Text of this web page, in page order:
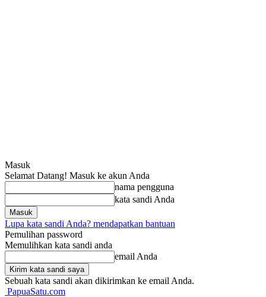
Masuk
Selamat Datang! Masuk ke akun Anda
nama pengguna
kata sandi Anda
Lupa kata sandi Anda? mendapatkan bantuan
Pemulihan password
Memulihkan kata sandi anda
email Anda
Sebuah kata sandi akan dikirimkan ke email Anda.
PapuaSatu.com